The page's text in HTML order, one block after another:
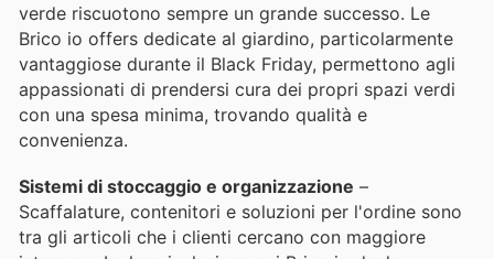
verde riscuotono sempre un grande successo. Le
Brico io offers dedicate al giardino, particolarmente
vantaggiose durante il Black Friday, permettono agli
appassionati di prendersi cura dei propri spazi verdi
con una spesa minima, trovando qualità e
convenienza.
Sistemi di stoccaggio e organizzazione –
Scaffalature, contenitori e soluzioni per l'ordine sono
tra gli articoli che i clienti cercano con maggiore